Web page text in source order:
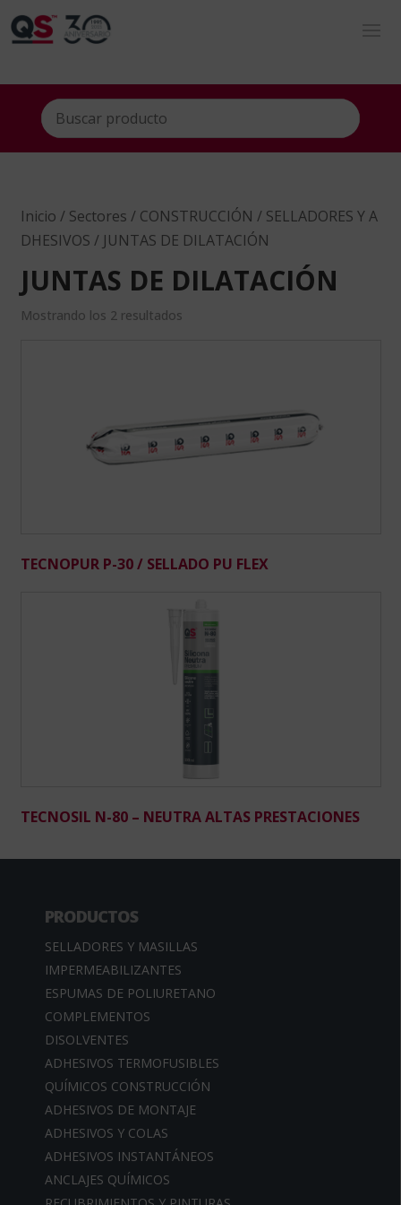
Inicio / Sectores / CONSTRUCCIÓN / SELLADORES Y A
DHESIVOS / JUNTAS DE DILATACIÓN
JUNTAS DE DILATACIÓN
Mostrando los 2 resultados
TECNOPUR P-30 / SELLADO PU FLEX
TECNOSIL N-80 – NEUTRA ALTAS PRESTACIONES
PRODUCTOS
SELLADORES Y MASILLAS
IMPERMEABILIZANTES
ESPUMAS DE POLIURETANO
COMPLEMENTOS
DISOLVENTES
ADHESIVOS TERMOFUSIBLES
QUÍMICOS CONSTRUCCIÓN
ADHESIVOS DE MONTAJE
ADHESIVOS Y COLAS
ADHESIVOS INSTANTÁNEOS
ANCLAJES QUÍMICOS